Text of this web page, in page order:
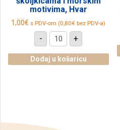
motivima, Hvar
1,00€ s PDV-om (0,80€ bez PDV-a)
-
Magnet
morski
sa
školjkicama
+
Dodaj u košaricu